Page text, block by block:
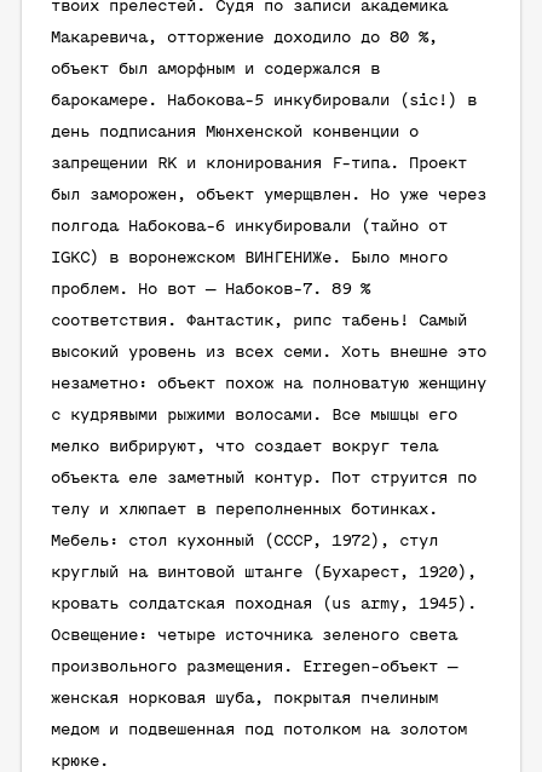
твоих прелестей. Судя по записи академика
Макаревича, отторжение доходило до 80 %,
объект был аморфным и содержался в
барокамере. Набокова-5 инкубировали (sic!) в
день подписания Мюнхенской конвенции о
запрещении RK и клонирования F-типа. Проект
был заморожен, объект умерщвлен. Но уже через
полгода Набокова-6 инкубировали (тайно от
IGKC) в воронежском ВИНГЕНИЖе. Было много
проблем. Но вот — Набоков-7. 89 %
соответствия. Фантастик, рипс табень! Самый
высокий уровень из всех семи. Хоть внешне это
незаметно: объект похож на полноватую женщину
с кудрявыми рыжими волосами. Все мышцы его
мелко вибрируют, что создает вокруг тела
объекта еле заметный контур. Пот струится по
телу и хлюпает в переполненных ботинках.
Мебель: стол кухонный (СССР, 1972), стул
круглый на винтовой штанге (Бухарест, 1920),
кровать солдатская походная (us army, 1945).
Освещение: четыре источника зеленого света
произвольного размещения. Erregen-объект —
женская норковая шуба, покрытая пчелиным
медом и подвешенная под потолком на золотом
крюке.